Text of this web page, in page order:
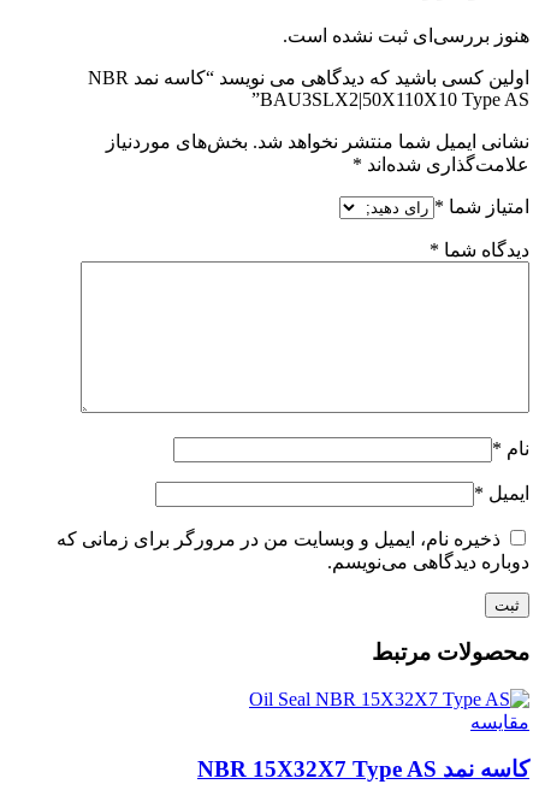
هنوز بررسی‌ای ثبت نشده است.
اولین کسی باشید که دیدگاهی می نویسد “کاسه نمد NBR
BAU3SLX2|50X110X10 Type AS”
نشانی ایمیل شما منتشر نخواهد شد. بخش‌های موردنیاز
علامت‌گذاری شده‌اند *
امتیاز شما *
دیدگاه شما *
نام *
ایمیل *
ذخیره نام، ایمیل و وبسایت من در مرورگر برای زمانی که
دوباره دیدگاهی می‌نویسم.
محصولات مرتبط
مقايسه
کاسه نمد NBR 15X32X7 Type AS